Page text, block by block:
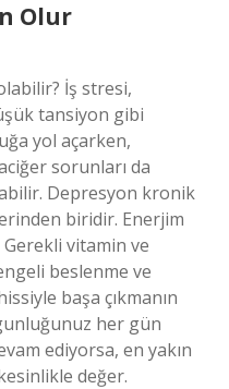
Olur
İş stresi,
tansiyon gibi
yol açarken,
sorunları da
Depresyon kronik
biridir. Enerjim
Gerekli vitamin ve
beslenme ve
başa çıkmanın
her gün
ediyorsa, en yakın
değer.